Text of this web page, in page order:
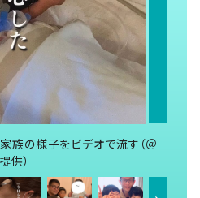
族の様子をビデオで流す（＠
）